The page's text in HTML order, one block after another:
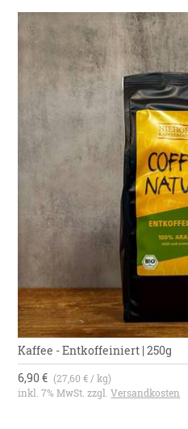
Kaffee - Entkoffeiniert | 250g
6,90 € (27,60 € / kg)
inkl. 7% MwSt. zzgl.Versandkosten